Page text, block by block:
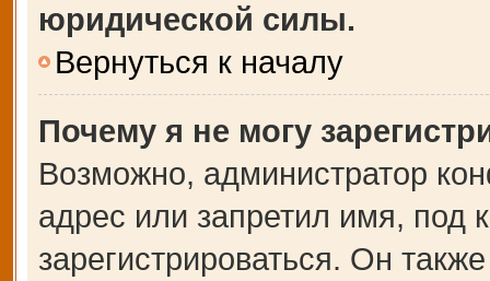
юридической силы.
Вернуться к началу
Почему я не могу
Возможно, администратор
адрес или запретил имя, под
зарегистрироваться. Он